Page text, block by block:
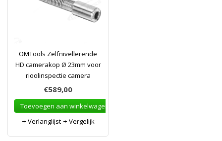
OMTools Zelfnivellerende
HD camerakop Ø 23mm voor
rioolinspectie camera
€589,00
Toevoegen aan winkelwagen
Verlanglijst
Vergelijk